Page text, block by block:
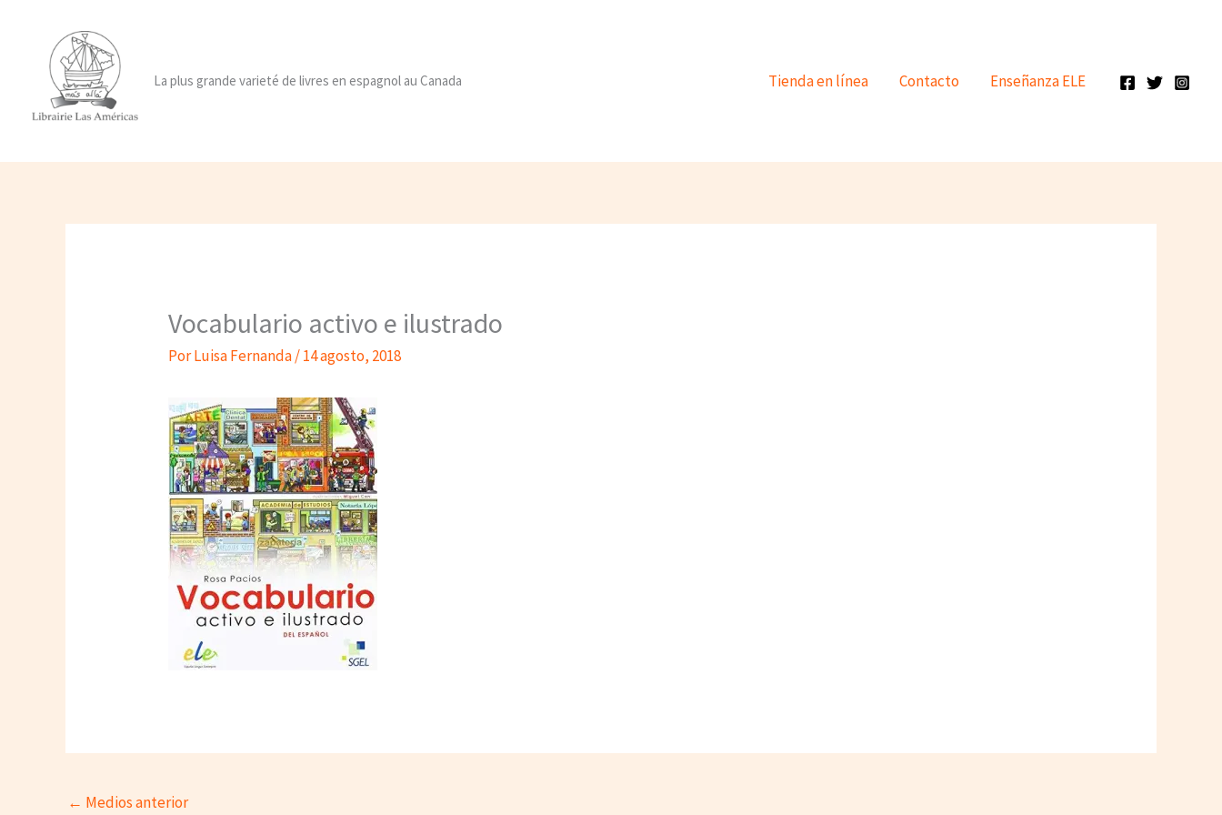
contenido
La plus grande varieté de livres en espagnol au Canada Tienda en línea Contacto Enseñanza ELE
Vocabulario activo e ilustrado
PorLuisa Fernanda/14 agosto, 2018
← Medios anterior